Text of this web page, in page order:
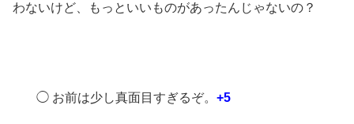
わないけど、もっといいものがあったんじゃないの？
◯ お前は少し真面目すぎるぞ。 +5